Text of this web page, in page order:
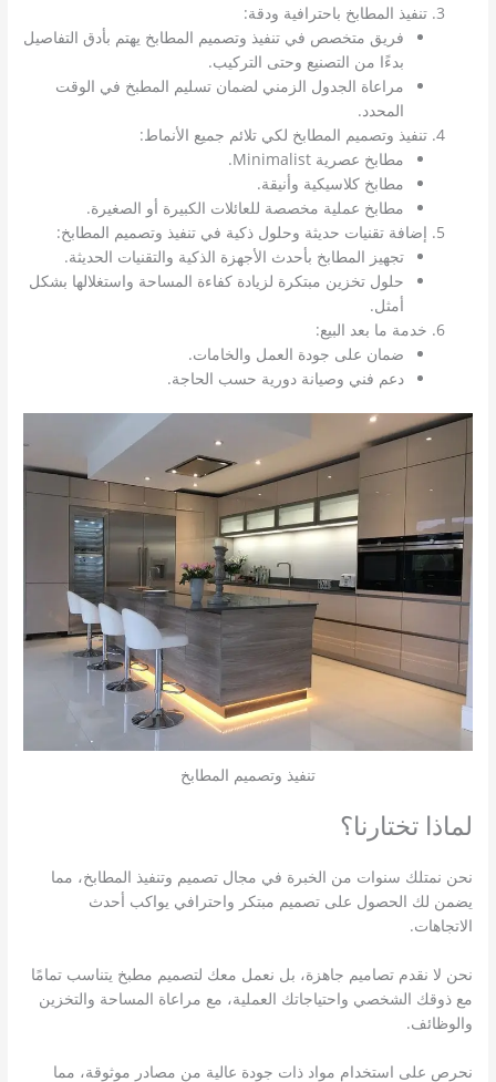
تنفيذ المطابخ باحترافية ودقة:
فريق متخصص في تنفيذ وتصميم المطابخ يهتم بأدق التفاصيل
بدءًا من التصنيع وحتى التركيب.
مراعاة الجدول الزمني لضمان تسليم المطبخ في الوقت
المحدد.
تنفيذ وتصميم المطابخ لكي تلائم جميع الأنماط:
مطابخ عصرية Minimalist.
مطابخ كلاسيكية وأنيقة.
مطابخ عملية مخصصة للعائلات الكبيرة أو الصغيرة.
إضافة تقنيات حديثة وحلول ذكية في تنفيذ وتصميم المطابخ:
تجهيز المطابخ بأحدث الأجهزة الذكية والتقنيات الحديثة.
حلول تخزين مبتكرة لزيادة كفاءة المساحة واستغلالها بشكل
أمثل.
خدمة ما بعد البيع:
ضمان على جودة العمل والخامات.
دعم فني وصيانة دورية حسب الحاجة.
تنفيذ وتصميم المطابخ
لماذا تختارنا؟
نحن نمتلك سنوات من الخبرة في مجال تصميم وتنفيذ المطابخ، مما
يضمن لك الحصول على تصميم مبتكر واحترافي يواكب أحدث
الاتجاهات.
نحن لا نقدم تصاميم جاهزة، بل نعمل معك لتصميم مطبخ يتناسب تمامًا
مع ذوقك الشخصي واحتياجاتك العملية، مع مراعاة المساحة والتخزين
والوظائف.
نحرص على استخدام مواد ذات جودة عالية من مصادر موثوقة، مما